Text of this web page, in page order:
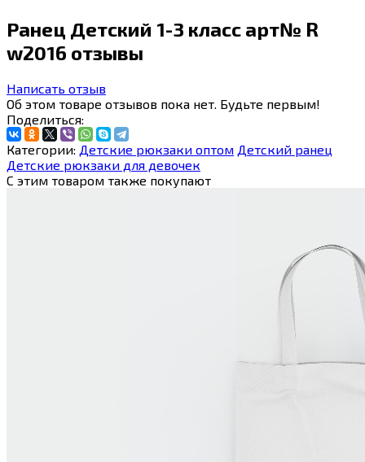
Ранец Детский 1-3 класс арт№ R
w2016 отзывы
Написать отзыв
Об этом товаре отзывов пока нет. Будьте первым!
Поделиться:
Категории: Детские рюкзаки оптом Детский ранец
Детские рюкзаки для девочек
С этим товаром также покупают